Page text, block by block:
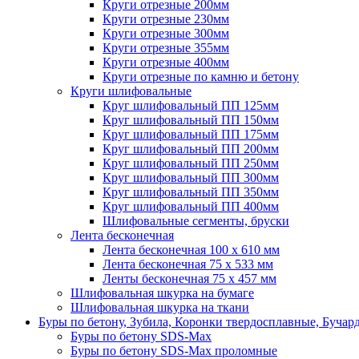
Круги отрезные 200мм
Круги отрезные 230мм
Круги отрезные 300мм
Круги отрезные 355мм
Круги отрезные 400мм
Круги отрезные по камню и бетону
Круги шлифовальные
Круг шлифовальный ПП 125мм
Круг шлифовальный ПП 150мм
Круг шлифовальный ПП 175мм
Круг шлифовальный ПП 200мм
Круг шлифовальный ПП 250мм
Круг шлифовальный ПП 300мм
Круг шлифовальный ПП 350мм
Круг шлифовальный ПП 400мм
Шлифовальные сегменты, бруски
Лента бесконечная
Лента бесконечная 100 х 610 мм
Лента бесконечная 75 х 533 мм
Ленты бесконечная 75 х 457 мм
Шлифовальная шкурка на бумаге
Шлифовальная шкурка на ткани
Буры по бетону, Зубила, Коронки твердосплавные,
Буры по бетону SDS-Max
Буры по бетону SDS-Max проломные